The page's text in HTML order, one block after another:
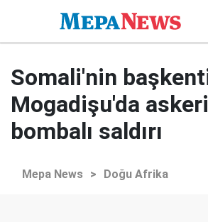
Somali'nin
Mogadişu'da
bombalı saldırı
Mepa News > Doğu Afrika